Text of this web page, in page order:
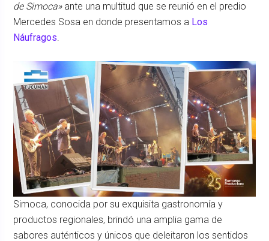
de Simoca»ante una multitud que se reunió en el predio
Mercedes Sosa en donde presentamos a Los
Náufragos.
Simoca, conocida por su exquisita gastronomía y
productos regionales, brindó una amplia gama de
sabores auténticos y únicos que deleitaron los sentidos